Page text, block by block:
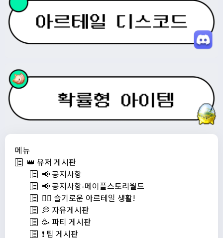
메뉴
👑 유저 게시판
📢 공지사항
📢 공지사항-메이플스토리월드
💁‍♂ 슬기로운 아르테일 생활!
💭 자유게시판
🥳 파티 게시판
❗️ 팁 게시판